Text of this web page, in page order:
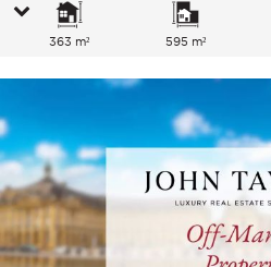
363 m² 595 m²